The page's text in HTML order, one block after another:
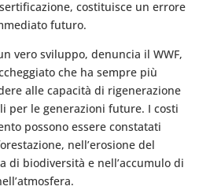
costituisce un errore
futuro.
vero sviluppo, denuncia il WWF,
che ha sempre più
alle capacità di rigenerazione
per le generazioni future. I costi
possono essere constatati
nell’erosione del
di biodiversità e nell’accumulo di